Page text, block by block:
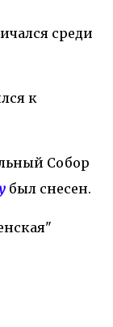
среди
к
Собор
был снесен.